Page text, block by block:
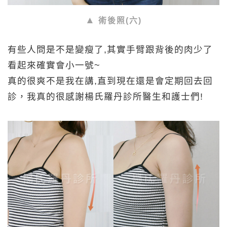
術後照(六)
有些人問是不是變瘦了,其實手臂跟背後的肉少了
看起來確實會小一號~
真的很爽不是我在講,直到現在還是會定期回去回
診，我真的很感謝楊氏羅丹診所醫生和護士們!